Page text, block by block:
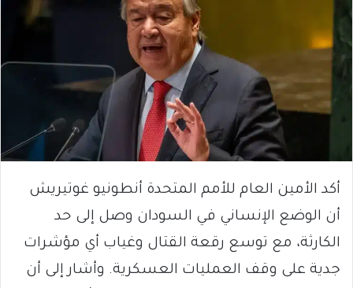
أكد الأمين العام للأمم المتحدة أنطونيو غوتيريش
أن الوضع الإنساني في السودان وصل إلى حد
الكارثة، مع توسع رقعة القتال وغياب أي مؤشرات
جدية على وقف العمليات العسكرية. وأشار إلى أن